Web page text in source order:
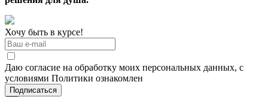
Хочу быть в курсе!
Даю согласие на обработку моих персональных данных, с
условиями Политики ознакомлен